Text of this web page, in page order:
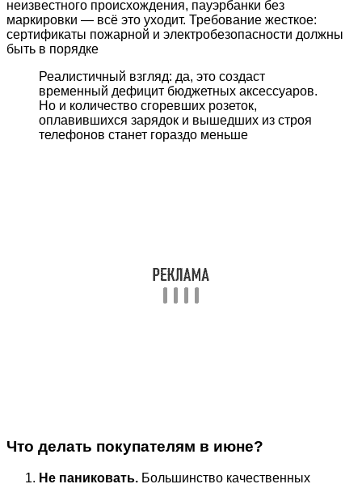
неизвестного происхождения, пауэрбанки без
маркировки — всё это уходит. Требование жесткое:
сертификаты пожарной и электробезопасности должны
быть в порядке
Реалистичный взгляд: да, это создаст
временный дефицит бюджетных аксессуаров.
Но и количество сгоревших розеток,
оплавившихся зарядок и вышедших из строя
телефонов станет гораздо меньше
Что делать покупателям в июне?
Не паниковать. Большинство качественных